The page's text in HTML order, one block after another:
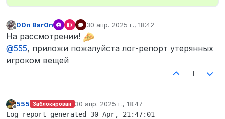
D0n Bar0n 30 апр. 2025 г., 18:42
отредактировано
На рассмотрении!
@555, приложи пожалуйста лог-репорт утерянных
игроком вещей
1
Не в сети
555 Заблокирован 30 апр. 2025 г., 18:47
отредактировано
Log report generated 30 Apr, 21:47:01